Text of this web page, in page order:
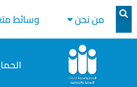
من نحن وسائط